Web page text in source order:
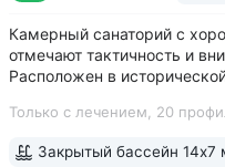
Камерный санаторий с
отмечают тактичность и
Расположен в
лестницы и входа в
Только с лечением, 20
Закрытый бассейн 14х7